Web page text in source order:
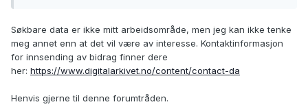
Søkbare data er ikke mitt arbeidsområde, men jeg kan ikke tenke
meg annet enn at det vil være av interesse. Kontaktinformasjon
for innsending av bidrag finner dere
her: https://www.digitalarkivet.no/content/contact-da
Henvis gjerne til denne forumtråden.